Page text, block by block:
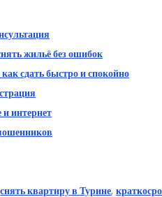
жильё без ошибок
сдать быстро и спокойно
интернет
снять квартиру в Турине,